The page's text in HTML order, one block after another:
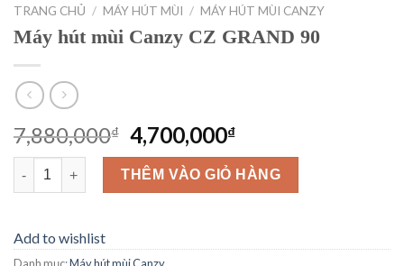
TRANG CHỦ / MÁY HÚT MÙI / MÁY HÚT MÙI CANZY
Máy hút mùi Canzy CZ GRAND 90
7,880,000₫ Giá
gốc
là:
7,880,000₫.
4,700,000₫Giá
hiện
tại
là:
Máy hút mùi Canzy CZ GRAND 90 số lượng
THÊM VÀO GIỎ HÀNG
Add to wishlist